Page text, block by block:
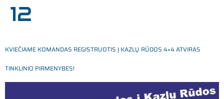
12
KVIEČIAME KOMANDAS REGISTRUOTIS Į KAZLŲ RŪDOS 4×4 ATVIRAS
TINKLINIO PIRMENYBES!